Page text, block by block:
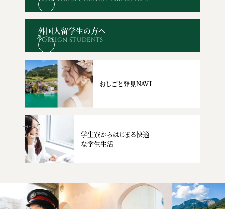
資料請求
外国人留学生の方へ
FOREIGN STUDENTS
おしごと発見NAVI
学生寮からはじまる快適
な学生生活